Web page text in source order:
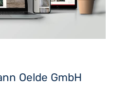
Oelde GmbH